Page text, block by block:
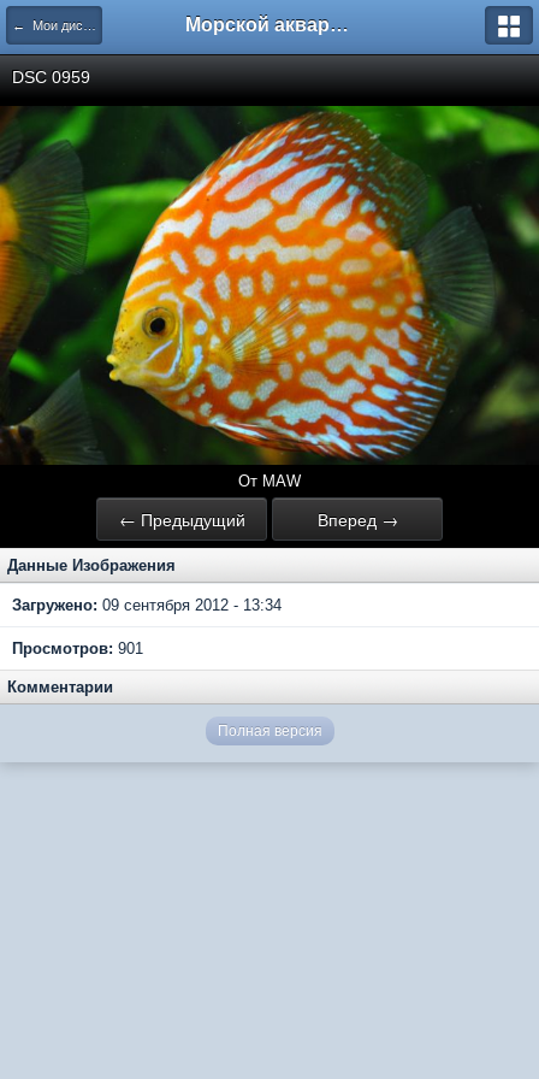
← Мои дискусы Морской аквариум. Форумы ReefCentral.ru
DSC 0959
От MAW
← Предыдущий Вперед →
Данные Изображения
Загружено: 09 сентября 2012 - 13:34
Просмотров: 901
Комментарии
Полная версия